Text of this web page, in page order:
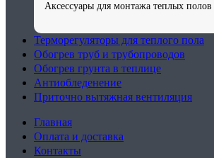
Аксессуары для монтажа теплых полов
Терморегуляторы для теплого пола
Обогрев труб и трубопроводов
Обогрев грунта в теплице
Антиобледенение
Приточно вытяжная вентиляция
Главная
Оплата и доставка
Контакты